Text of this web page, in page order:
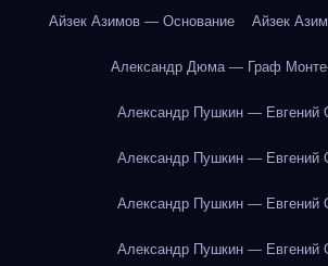
Айзек Азимов — Основание Айзек
Александр Дюма — Граф
Александр Пушкин — Евгений
Александр Пушкин — Евгений
Александр Пушкин — Евгений
Александр Пушкин — Евгений